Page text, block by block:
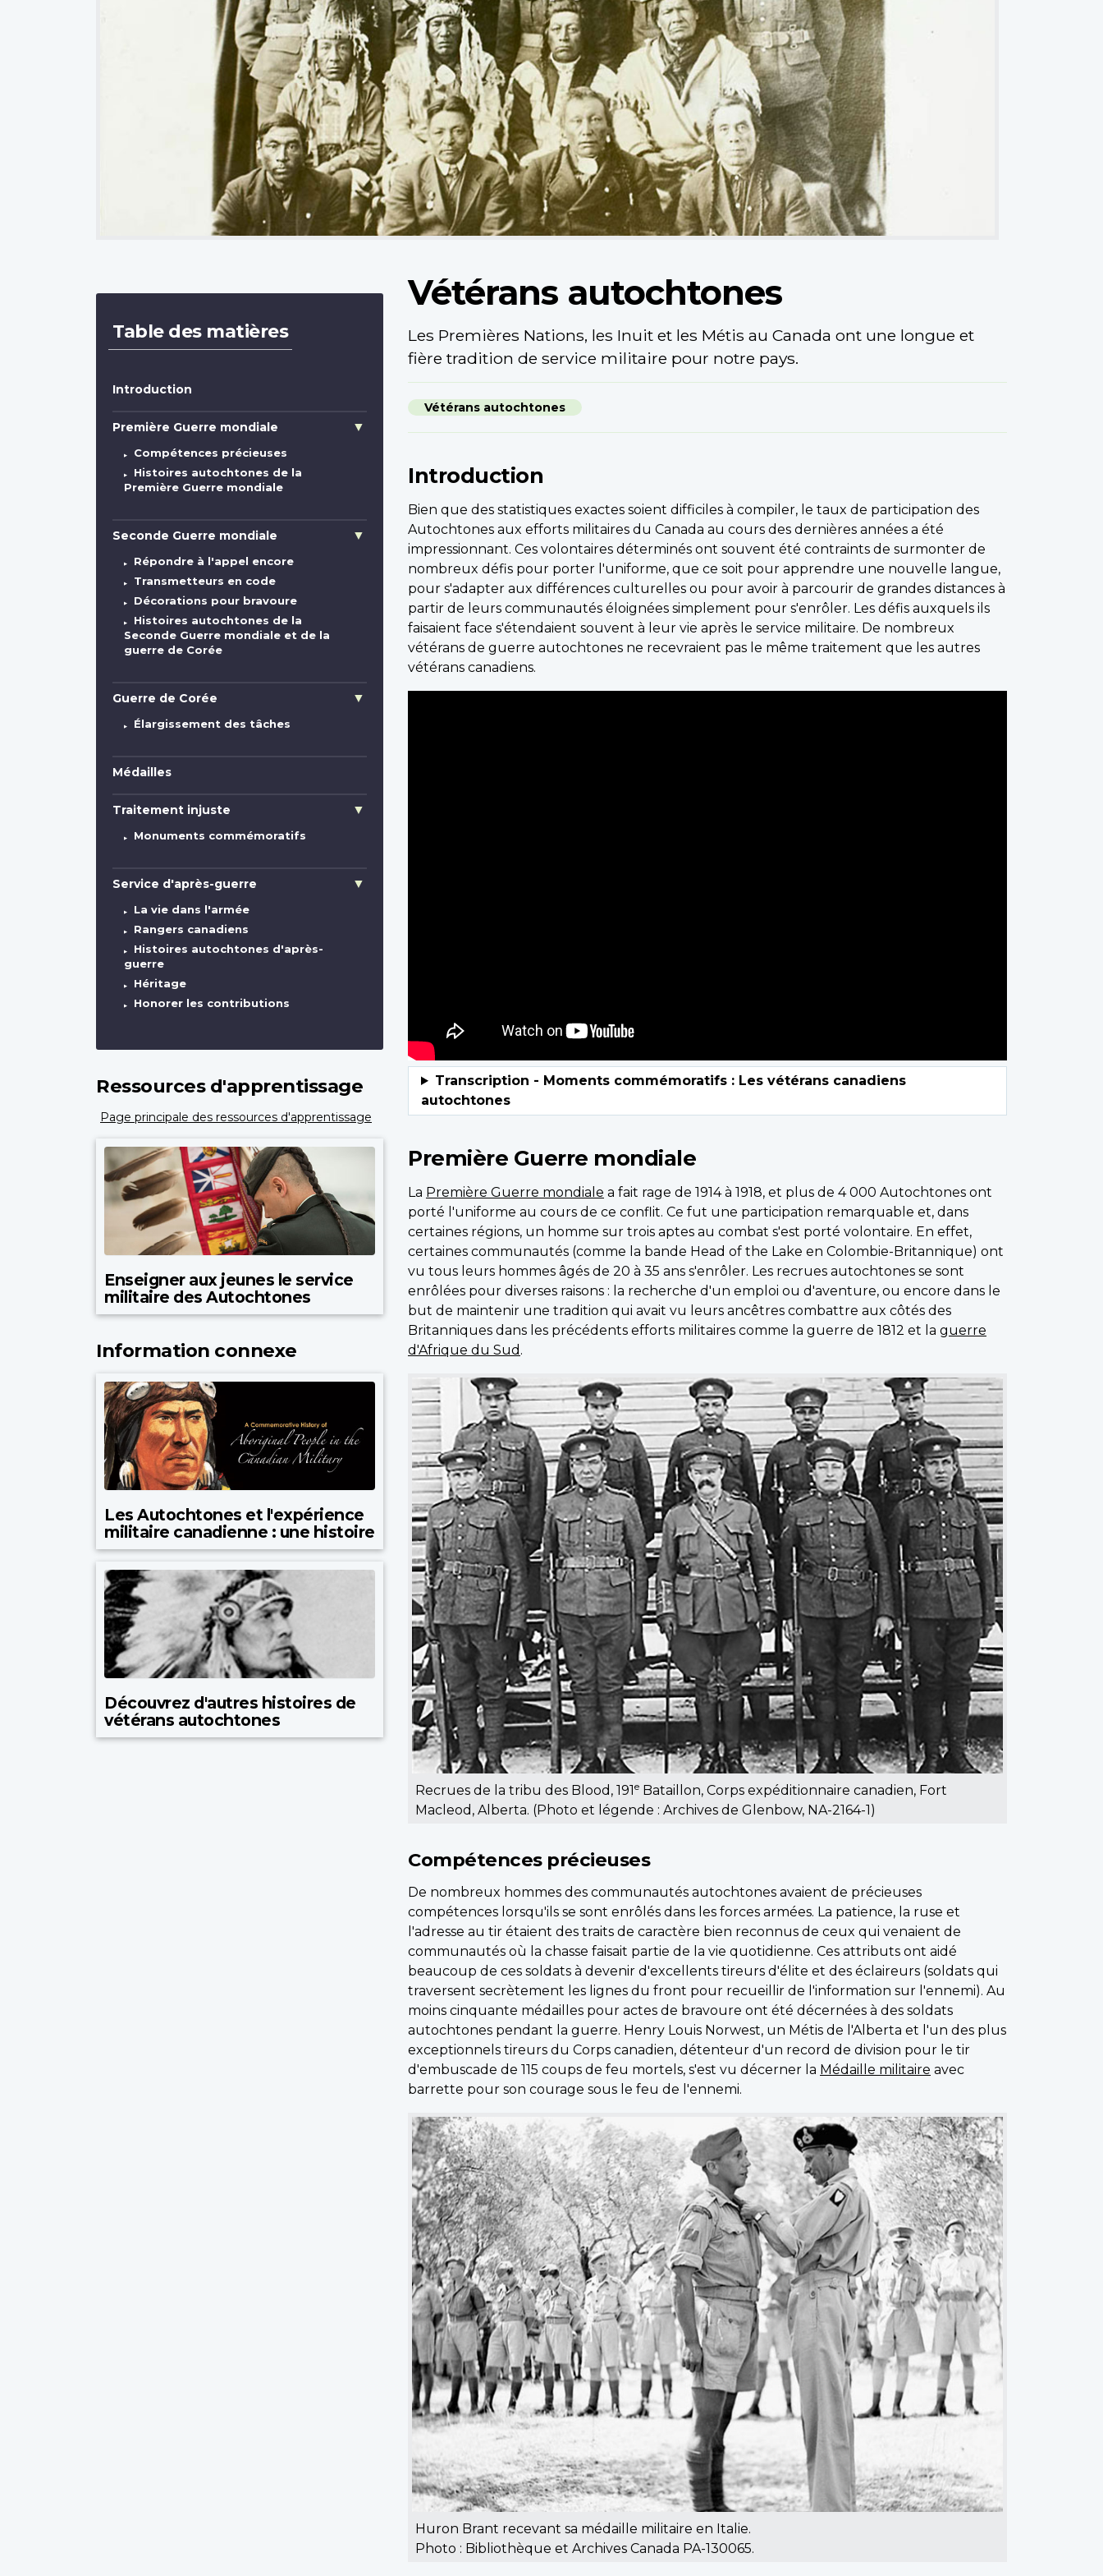
Image
Table des matières
Introduction
Première Guerre mondiale
Compétences précieuses
Histoires autochtones de la
Première Guerre mondiale
Seconde Guerre mondiale
Répondre à l'appel encore
Transmetteurs en code
Décorations pour bravoure
Histoires autochtones de la
Seconde Guerre mondiale et de la
guerre de Corée
Guerre de Corée
Élargissement des tâches
Médailles
Traitement injuste
Monuments commémoratifs
Service d'après-guerre
La vie dans l'armée
Rangers canadiens
Histoires autochtones d'après-
guerre
Héritage
Honorer les contributions
Ressources d'apprentissage
Page principale des ressources d'apprentissage
Enseigner aux jeunes le service
militaire des Autochtones
Information connexe
Les Autochtones et l'expérience
militaire canadienne : une histoire
Découvrez d'autres histoires de
vétérans autochtones
Vétérans autochtones
Les Premières Nations, les Inuit et les Métis au Canada ont une longue et
fière tradition de service militaire pour notre pays.
Vétérans autochtones
Introduction
Bien que des statistiques exactes soient difficiles à compiler, le taux de participation des
Autochtones aux efforts militaires du Canada au cours des dernières années a été
impressionnant. Ces volontaires déterminés ont souvent été contraints de surmonter de
nombreux défis pour porter l'uniforme, que ce soit pour apprendre une nouvelle langue,
pour s'adapter aux différences culturelles ou pour avoir à parcourir de grandes distances à
partir de leurs communautés éloignées simplement pour s'enrôler. Les défis auxquels ils
faisaient face s'étendaient souvent à leur vie après le service militaire. De nombreux
vétérans de guerre autochtones ne recevraient pas le même traitement que les autres
vétérans canadiens.
Première Guerre mondiale
La Première Guerre mondiale a fait rage de 1914 à 1918, et plus de 4 000 Autochtones ont
porté l'uniforme au cours de ce conflit. Ce fut une participation remarquable et, dans
certaines régions, un homme sur trois aptes au combat s'est porté volontaire. En effet,
certaines communautés (comme la bande Head of the Lake en Colombie-Britannique) ont
vu tous leurs hommes âgés de 20 à 35 ans s'enrôler. Les recrues autochtones se sont
enrôlées pour diverses raisons : la recherche d'un emploi ou d'aventure, ou encore dans le
but de maintenir une tradition qui avait vu leurs ancêtres combattre aux côtés des
Britanniques dans les précédents efforts militaires comme la guerre de 1812 et la guerre
d'Afrique du Sud .
Recrues de la tribu des Blood, 191e Bataillon, Corps expéditionnaire canadien, Fort
Macleod, Alberta. (Photo et légende : Archives de Glenbow, NA-2164-1)
Compétences précieuses
De nombreux hommes des communautés autochtones avaient de précieuses
compétences lorsqu'ils se sont enrôlés dans les forces armées. La patience, la ruse et
l'adresse au tir étaient des traits de caractère bien reconnus de ceux qui venaient de
communautés où la chasse faisait partie de la vie quotidienne. Ces attributs ont aidé
beaucoup de ces soldats à devenir d'excellents tireurs d'élite et des éclaireurs (soldats qui
traversent secrètement les lignes du front pour recueillir de l'information sur l'ennemi). Au
moins cinquante médailles pour actes de bravoure ont été décernées à des soldats
autochtones pendant la guerre. Henry Louis Norwest, un Métis de l'Alberta et l'un des plus
exceptionnels tireurs du Corps canadien, détenteur d'un record de division pour le tir
d'embuscade de 115 coups de feu mortels, s'est vu décerner la Médaille militaire avec
barrette pour son courage sous le feu de l'ennemi.
Huron Brant recevant sa médaille militaire en Italie.
Photo : Bibliothèque et Archives Canada PA-130065.